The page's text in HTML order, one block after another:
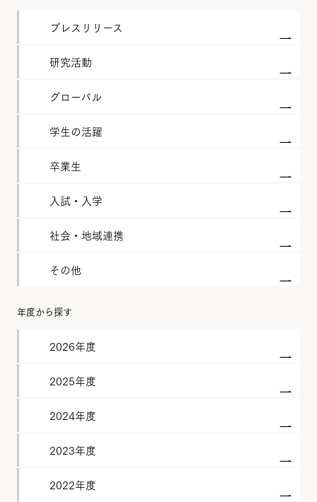
プレスリリース
研究活動
グローバル
学生の活躍
卒業生
入試・入学
社会・地域連携
その他
年度から探す
2026年度
2025年度
2024年度
2023年度
2022年度